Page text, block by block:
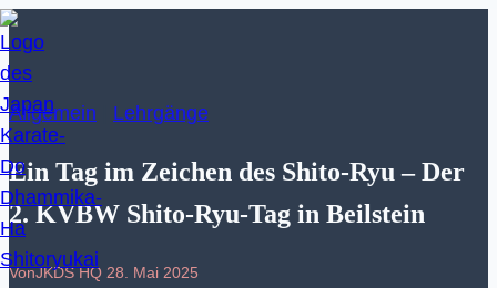
Zum
Inhalt
springen
Allgemein Lehrgänge
Ein Tag im Zeichen des Shito-Ryu – Der
2. KVBW Shito-Ryu-Tag in Beilstein
VonJKDS HQ 28. Mai 2025